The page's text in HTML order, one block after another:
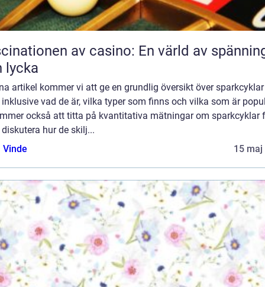
av casino: En värld av
lycka
artikel kommer vi att ge en grundlig översikt över
inklusive vad de är, vilka typer som finns och vilka som är
också att titta på kvantitativa mätningar om sparkcyklar
diskutera hur de skilj...
Vinde
15 maj